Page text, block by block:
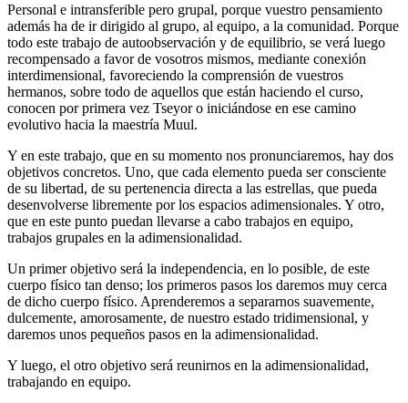
Personal e intransferible pero grupal, porque vuestro pensamiento
además ha de ir dirigido al grupo, al equipo, a la comunidad. Porque
todo este trabajo de autoobservación y de equilibrio, se verá luego
recompensado a favor de vosotros mismos, mediante conexión
interdimensional, favoreciendo la comprensión de vuestros
hermanos, sobre todo de aquellos que están haciendo el curso,
conocen por primera vez Tseyor o iniciándose en ese camino
evolutivo hacia la maestría Muul.
Y en este trabajo, que en su momento nos pronunciaremos, hay dos
objetivos concretos. Uno, que cada elemento pueda ser consciente
de su libertad, de su pertenencia directa a las estrellas, que pueda
desenvolverse libremente por los espacios adimensionales. Y otro,
que en este punto puedan llevarse a cabo trabajos en equipo,
trabajos grupales en la adimensionalidad.
Un primer objetivo será la independencia, en lo posible, de este
cuerpo físico tan denso; los primeros pasos los daremos muy cerca
de dicho cuerpo físico. Aprenderemos a separarnos suavemente,
dulcemente, amorosamente, de nuestro estado tridimensional, y
daremos unos pequeños pasos en la adimensionalidad.
Y luego, el otro objetivo será reunirnos en la adimensionalidad,
trabajando en equipo.